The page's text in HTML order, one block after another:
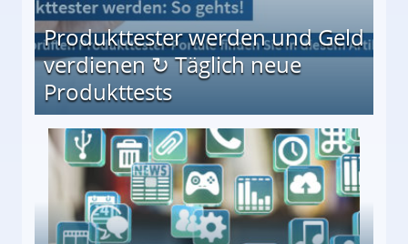
Produkttester werden und Geld
verdienen ↻ Täglich neue
Produkttests
↻ Täglich neue Produkttests